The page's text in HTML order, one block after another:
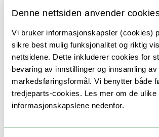
Denne nettsiden anvender
Vi bruker informasjonskapsler (cookies)
sikre best mulig funksjonalitet og riktig
nettsidene. Dette inkluderer cookies for
bevaring av innstillinger og innsamling
markedsføringsformål. Vi benytter både
tredjeparts-cookies. Les mer om de ulike
informasjonskapslene nedenfor.
om
En
om
på
tidligere fortellingene
den virkeligheten vi
ser gjennom media i
forbindelse med
Fosen-saken? Spør Sælthun.
Når det snakkes om Alta-saken i
for oss at de fleste var mot
vannkraftutbyggingen. Likevel